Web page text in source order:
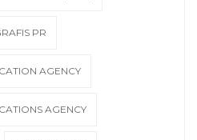
PR
AGENCY
AGENCY